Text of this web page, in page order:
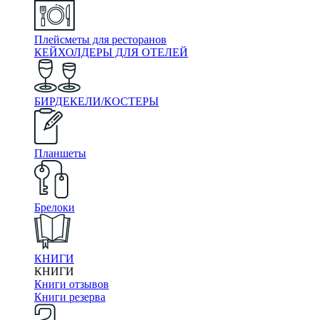
Плейсметы для ресторанов
КЕЙХОЛДЕРЫ ДЛЯ ОТЕЛЕЙ
БИРДЕКЕЛИ/КОСТЕРЫ
Планшеты
Брелоки
КНИГИ
КНИГИ
Книги отзывов
Книги резерва